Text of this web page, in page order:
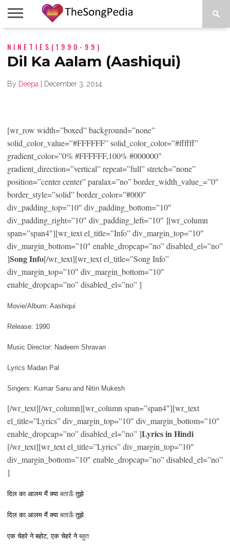
SONG
COLLECTIONS
STARTUPS
PEOPLE
SONGS
PRESS
ABOUT
NINETIES(1990-99)
Dil Ka Aalam (Aashiqui)
By Deepa December 3, 2014
[wr_row width=”boxed” background=”none”
solid_color_value=”#FFFFFF” solid_color_color=”#ffffff”
gradient_color=”0% #FFFFFF,100% #000000″
gradient_direction=”vertical” repeat=”full” stretch=”none”
position=”center center” paralax=”no” border_width_value_=”0″
border_style=”solid” border_color=”#000″
div_padding_top=”10″ div_padding_bottom=”10″
div_padding_right=”10″ div_padding_left=”10″ ][wr_column
span=”span4″][wr_text el_title=”Info” div_margin_top=”10″
div_margin_bottom=”10″ enable_dropcap=”no” disabled_el=”no”
]Song Info[/wr_text][wr_text el_title=”Song Info”
div_margin_top=”10″ div_margin_bottom=”10″
enable_dropcap=”no” disabled_el=”no” ]
Movie/Album: Aashiqui
Release: 1990
Music Director: Nadeem Shravan
Lyrics Madan Pal
Singers: Kumar Sanu and Nitin Mukesh
[/wr_text][/wr_column][wr_column span=”span4″][wr_text
el_title=”Lyrics” div_margin_top=”10″ div_margin_bottom=”10″
enable_dropcap=”no” disabled_el=”no” ]Lyrics in Hindi
[/wr_text][wr_text el_title=”Lyrics” div_margin_top=”10″
div_margin_bottom=”10″ enable_dropcap=”no” disabled_el=”no”
]
दिल का आलम मैं क्या बताऊँतुझे
दिल का आलम मैं क्या बताऊँतुझे
एक चेहरे ने बहोट, एक चेहरे ने बहुत